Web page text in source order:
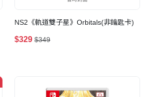
NS2《軌道雙子星》Orbitals(非鑰匙卡)
$329 $349